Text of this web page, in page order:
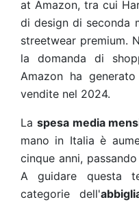
at Amazon, tra cui
di design di seconda
streetwear premium.
la domanda di
Amazon ha
vendite nel 2024.
La spesa media
mano in Italia è
cinque anni,
A guidare questa
categorie dell'